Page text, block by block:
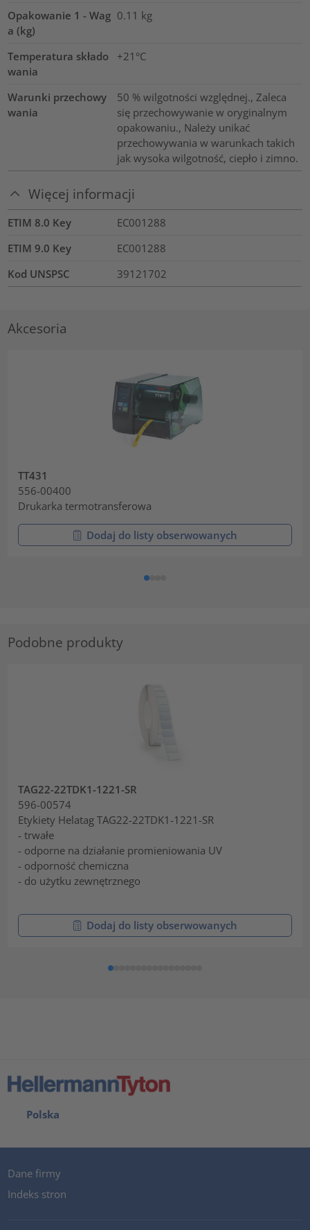
Opakowanie 1 - Wag
a (kg)
0.11 kg
Temperatura składo
wania
+21°C
Warunki przechowy
wania
50 % wilgotności względnej., Zaleca
się przechowywanie w oryginalnym
opakowaniu., Należy unikać
przechowywania w warunkach takich
jak wysoka wilgotność, ciepło i zimno.
Więcej informacji
ETIM 8.0 Key
EC001288
ETIM 9.0 Key
EC001288
Kod UNSPSC
39121702
Akcesoria
TT431
556-00400
Drukarka termotransferowa
Dodaj do listy obserwowanych
Podobne produkty
TAG22-22TDK1-1221-SR
596-00574
Etykiety Helatag TAG22-22TDK1-1221-SR
- trwałe
- odporne na działanie promieniowania UV
- odporność chemiczna
- do użytku zewnętrznego
Dodaj do listy obserwowanych
Polska
Dane firmy
Indeks stron